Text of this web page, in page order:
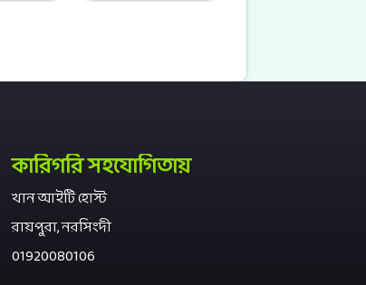
কারিগরি সহযোগিতায়
খান আইটি হোস্ট
রায়পুরা, নরসিংদী
01920080106